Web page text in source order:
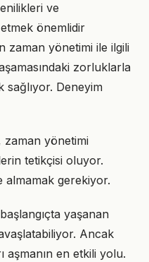
ve
önemlidir
zaman yönetimi ile ilgili
zorluklarla
sağlıyor. Deneyim
zaman yönetimi
tetikçisi oluyor.
almamak gerekiyor.
yaşanan
Ancak
aşmanın en etkili yolu.